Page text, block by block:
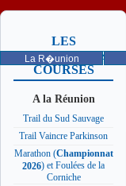
La R�union
LES
PROCHAINES
COURSES
A la Réunion
Trail du Sud Sauvage
Trail Vaincre Parkinson
Marathon (Championnat
2026) et Foulées de la
Corniche